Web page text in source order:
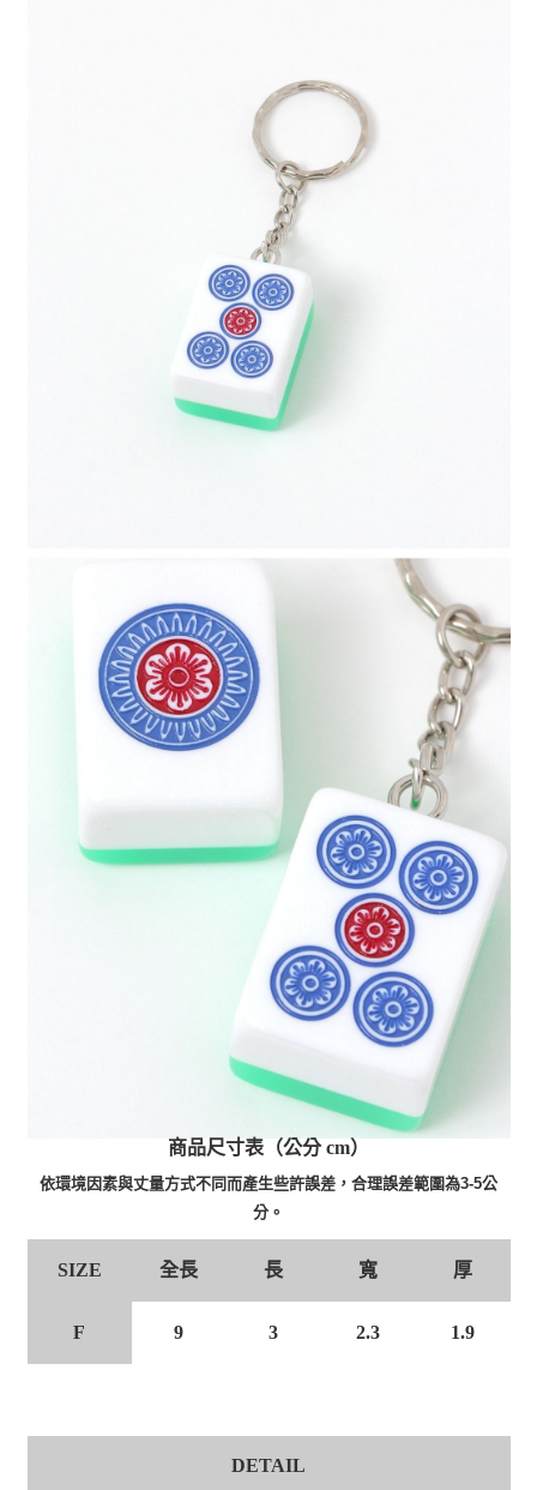
商品尺寸表（公分 cm）
依環境因素與丈量方式不同而產生些許誤差，合理誤差範圍為3-5公
分。
SIZE 全長 長 寬 厚
F 9 3 2.3 1.9
DETAIL